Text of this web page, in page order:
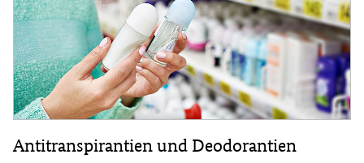
Antitranspirantien und Deodorantien